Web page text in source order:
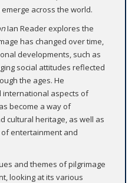
across the world.
Ian Reader explores the
has changed over time,
developments, such as
social attitudes reflected
the ages. He
international aspects of
become a way of
cultural heritage, as well as
entertainment and
and themes of pilgrimage
looking at its various